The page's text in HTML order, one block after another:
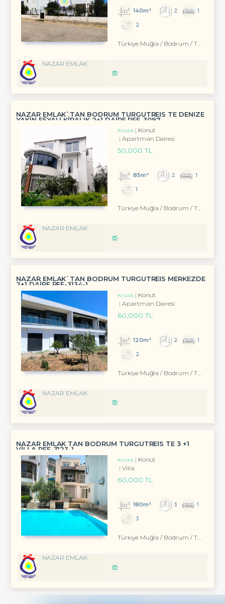
140m² 2
1
2
Türkiye Muğla / Bodrum / Turgutreis
NAZAR EMLAK
NAZAR EMLAK`TAN BODRUM TURGUTREİS TE DENİZE
YAKIN EŞYALI KİRALIK 2+1 DAİRE REF-3097
Kiralık
Konut
Apartman Dairesi
50,000 TL
85m² 2
1
1
Türkiye Muğla / Bodrum / Turgutreis
NAZAR EMLAK
NAZAR EMLAK`TAN BODRUM TURGUTREİS MERKEZDE
2+1 DAİRE REF-3134-1
Kiralık
Konut
Apartman Dairesi
60,000 TL
120m² 2
1
2
Türkiye Muğla / Bodrum / Turgutreis
NAZAR EMLAK
NAZAR EMLAK TAN BODRUM TURGUTREİS TE 3 +1
VİLLA REF-3123-1
Kiralık
Konut
Villa
60,000 TL
180m² 3
1
3
Türkiye Muğla / Bodrum / Turgutreis
NAZAR EMLAK